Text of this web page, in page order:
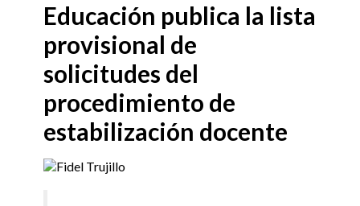
Educación publica la lista
provisional de
solicitudes del
procedimiento de
estabilización docente